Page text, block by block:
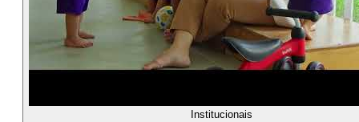
Institucionais